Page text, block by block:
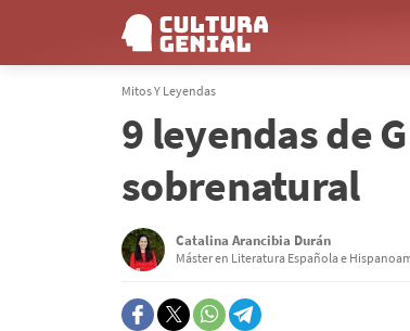
Mitos Y Leyendas
9 leyendas de
sobrenatural
Catalina Arancibia Durán
Máster en Literatura Española e